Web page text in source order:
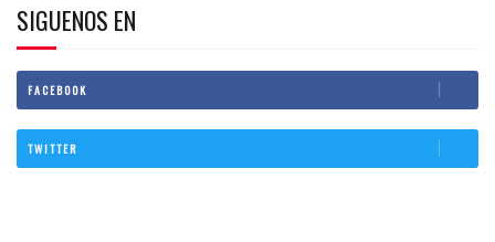
SIGUENOS EN
FACEBOOK
TWITTER